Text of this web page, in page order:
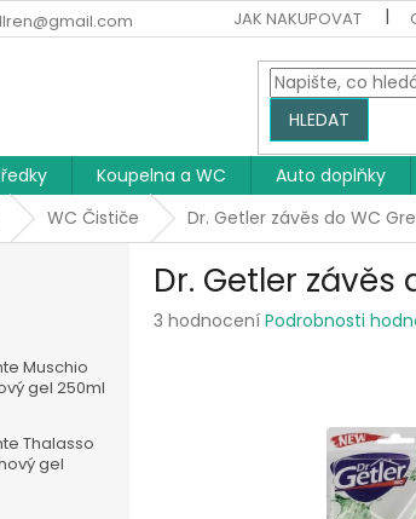
JAK NAKUPOVAT
HLEDAT
Koupelna a WC Auto doplňky
WC Čističe Dr. Getler závěs do WC
Muschio
gel 250ml
Thalasso
gel
Dr. Getler závěs
Průměrné
3 hodnocení Podrobnosti